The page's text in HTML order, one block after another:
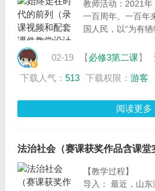
教师活动：2021
一百周年。一百年
国人民，以“为有
史上最恢宏的史诗
上全面建成了小康
义现代化强国的
么，为什么中国共
学生活动：师生互
02-19 【必修3第二课】
下载人气： 513 下载权限： 游客
阅读更多
法治社会（赛课获奖作品含课堂
【教学过程】
导入： 最近，山